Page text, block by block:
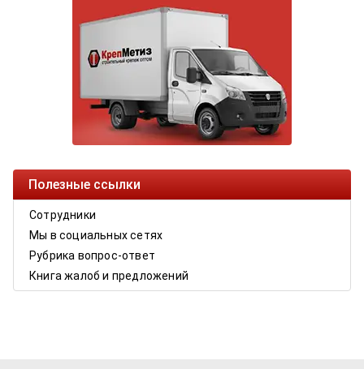
Полезные ссылки
Сотрудники
Мы в социальных сетях
Рубрика вопрос-ответ
Книга жалоб и предложений